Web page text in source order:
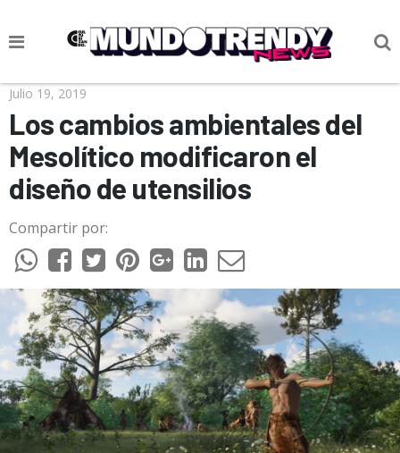
NOTICIAS
CULTURA POP
CIENCIA Y TECNOLOGÍA
VIDA
SOCIEDAD
CULTURIZANDO.COM
Julio 19, 2019
Los cambios ambientales del
Mesolítico modificaron el
diseño de utensilios
Compartir por: